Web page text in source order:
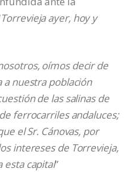
Torrevieja ayer, hoy y
oímos decir de
a nuestra población
de las salinas de
ferrocarriles andaluces;
el Sr. Cánovas, por
intereses de Torrevieja,
esta capital”